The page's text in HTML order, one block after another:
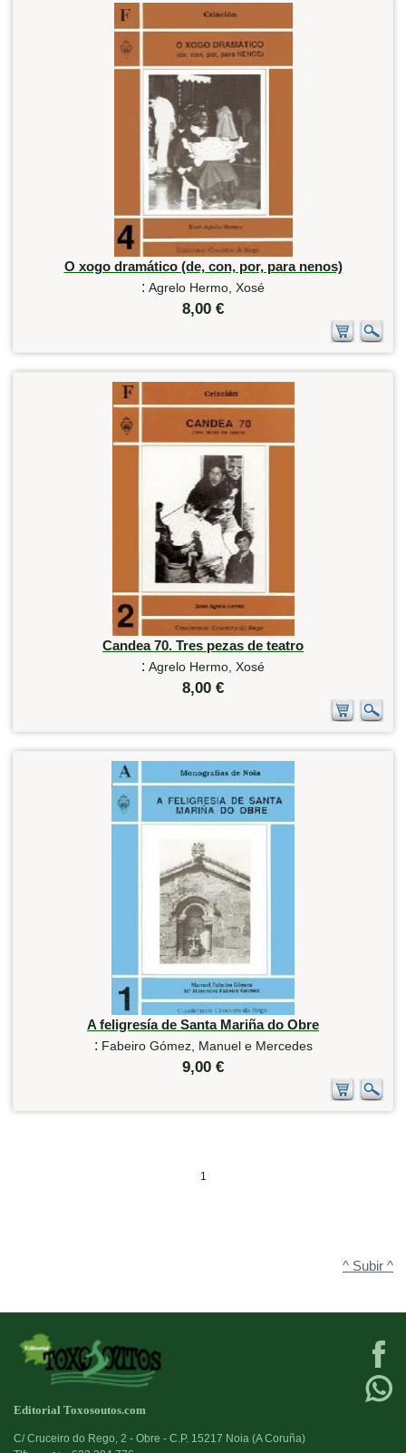
O xogo dramático (de, con, por, para nenos)
: Agrelo Hermo, Xosé
8,00 €
Candea 70. Tres pezas de teatro
: Agrelo Hermo, Xosé
8,00 €
A feligresía de Santa Mariña do Obre
: Fabeiro Gómez, Manuel e Mercedes
9,00 €
1
^ Subir ^
Editorial Toxosoutos.com
C/ Cruceiro do Rego, 2 - Obre - C.P. 15217 Noia (A Coruña)